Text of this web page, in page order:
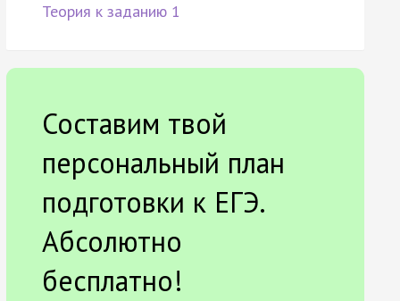
Теория к заданию 1
Составим твой
персональный план
подготовки к ЕГЭ.
Абсолютно
бесплатно!